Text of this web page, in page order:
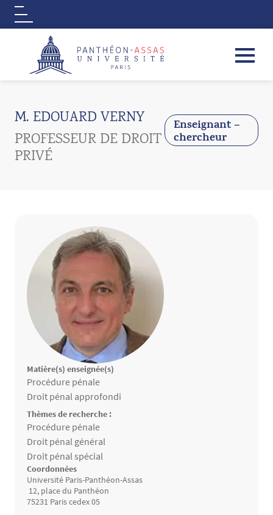
Logo
M. EDOUARD VERNY
PROFESSEUR DE DROIT
PRIVÉ
Enseignant –
chercheur
Matière(s) enseignée(s)
Matières enseignées
Procédure pénale
Droit pénal approfondi
Thèmes de recherche :
Thèmes de recherche
Procédure pénale
Droit pénal général
Droit pénal spécial
Coordonnées
Université Paris-Panthéon-Assas
12, place du Panthéon
75231 Paris cedex 05